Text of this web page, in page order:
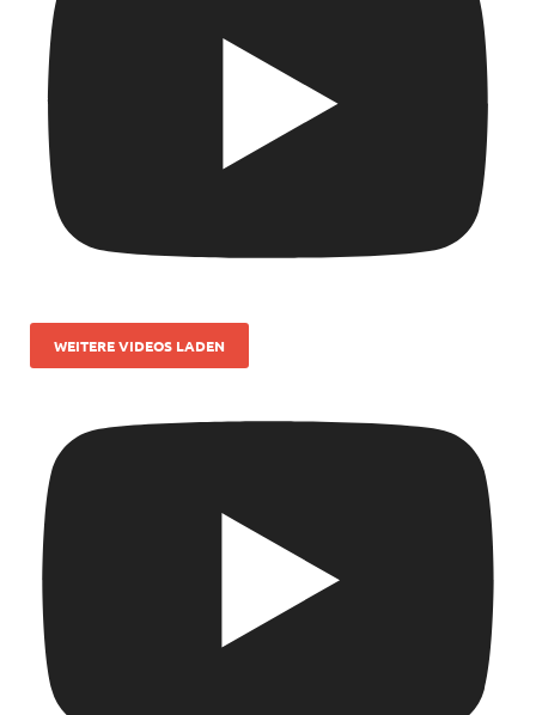
WEITERE VIDEOS LADEN